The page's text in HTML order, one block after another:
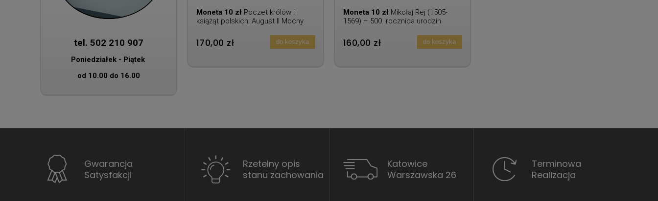
tel. 502 210 907
Poniedziałek - Piątek
od 10.00 do 16.00
Moneta 10 zł Poczet królów i
książąt polskich: August II Mocny
170,00 zł do koszyka
Moneta 10 zł Mikołaj Rej (1505-
1569) – 500. rocznica urodzin
160,00 zł do koszyka
Gwarancja
Satysfakcji
Rzetelny opis
stanu zachowania
Katowice
Warszawska 26
Terminowa
Realizacja